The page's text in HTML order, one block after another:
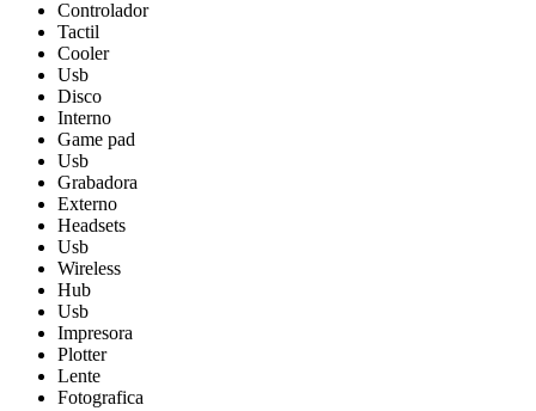
Controlador
Tactil
Cooler
Usb
Disco
Interno
Game pad
Usb
Grabadora
Externo
Headsets
Usb
Wireless
Hub
Usb
Impresora
Plotter
Lente
Fotografica